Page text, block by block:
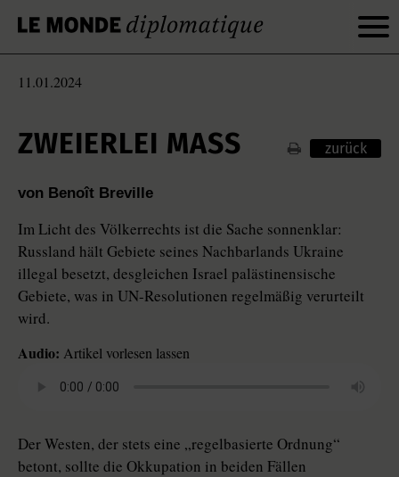
11.01.2024
ZWEIERLEI MASS zurück
von Benoît Breville
Im Licht des Völkerrechts ist die Sache sonnenklar:
Russland hält Gebiete seines Nachbarlands Ukraine
illegal besetzt, desgleichen Israel palästinensische
Gebiete, was in UN-Resolutionen regelmäßig verurteilt
wird.
Audio: Artikel vorlesen lassen
Der Westen, der stets eine „regelbasierte Ordnung“
betont, sollte die Okkupation in beiden Fällen